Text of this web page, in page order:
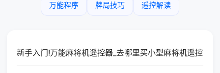
万能程序 牌局技巧 遥控解读
新手入门!万能麻将机遥控器_去哪里买小型麻将机遥控